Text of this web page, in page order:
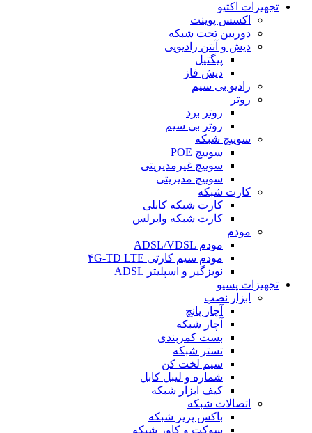
تجهیزات اکتیو
اکسس پوینت
دوربین تحت شبکه
دیش و آنتن رادیویی
پیگتیل
دیش فاز
رادیو بی سیم
روتر
روتر برد
روتر بی سیم
سوییچ شبکه
سوییچ POE
سوییچ غیرمدیریتی
سوییچ مدیریتی
کارت شبکه
کارت شبکه کابلی
کارت شبکه وایرلس
مودم
مودم ADSL/VDSL
مودم سیم کارتی ۴G-TD LTE
نویزگیر و اسپلیتر ADSL
تجهیزات پسیو
ابزار نصب
آچار پانچ
آچار شبکه
بست کمربندی
تستر شبکه
سیم لخت کن
شماره و لیبل کابل
کیف ابزار شبکه
اتصالات شبکه
باکس پریز شبکه
سوکت و کاور شبکه